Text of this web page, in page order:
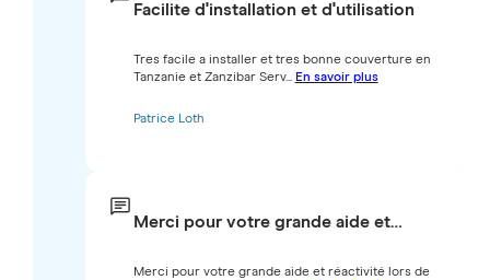
Facilite d'installation et d'utilisation
Tres facile a installer et tres bonne couverture en
Tanzanie et Zanzibar Serv... En savoir plus
Patrice Loth
Merci pour votre grande aide et…
Merci pour votre grande aide et réactivité lors de